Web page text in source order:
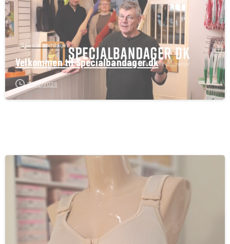
Specialbandager
Velkommen til Specialbandager.dk
17/02/2026